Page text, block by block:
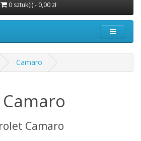
0 sztuk(i) - 0,00 zł
Camaro
Camaro